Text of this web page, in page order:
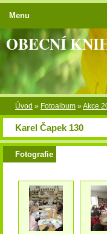
OBECNÍ
Úvod » Fotoalbum »Akce
Karel Čapek 130
Fotografie
Menu